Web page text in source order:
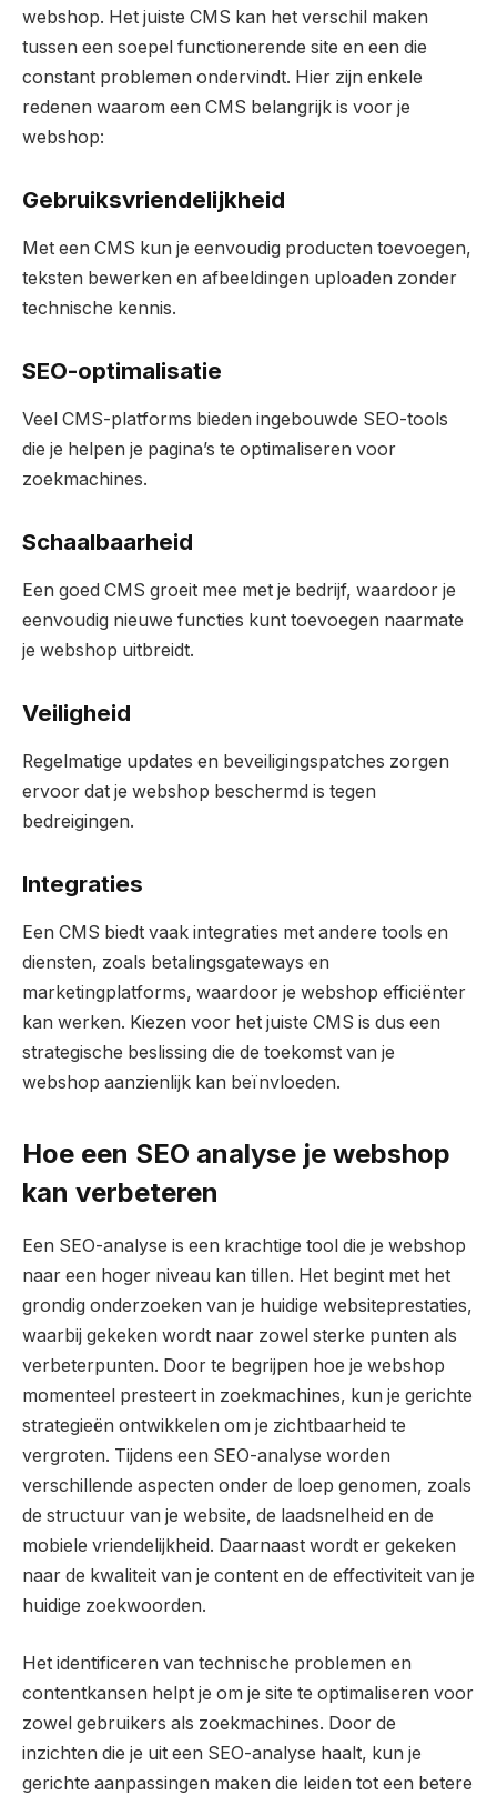
webshop. Het juiste CMS kan het verschil maken
tussen een soepel functionerende site en een die
constant problemen ondervindt. Hier zijn enkele
redenen waarom een CMS belangrijk is voor je
webshop:
Gebruiksvriendelijkheid
Met een CMS kun je eenvoudig producten toevoegen,
teksten bewerken en afbeeldingen uploaden zonder
technische kennis.
SEO-optimalisatie
Veel CMS-platforms bieden ingebouwde SEO-tools
die je helpen je pagina’s te optimaliseren voor
zoekmachines.
Schaalbaarheid
Een goed CMS groeit mee met je bedrijf, waardoor je
eenvoudig nieuwe functies kunt toevoegen naarmate
je webshop uitbreidt.
Veiligheid
Regelmatige updates en beveiligingspatches zorgen
ervoor dat je webshop beschermd is tegen
bedreigingen.
Integraties
Een CMS biedt vaak integraties met andere tools en
diensten, zoals betalingsgateways en
marketingplatforms, waardoor je webshop efficiënter
kan werken. Kiezen voor het juiste CMS is dus een
strategische beslissing die de toekomst van je
webshop aanzienlijk kan beïnvloeden.
Hoe een SEO analyse je webshop
kan verbeteren
Een SEO-analyse is een krachtige tool die je webshop
naar een hoger niveau kan tillen. Het begint met het
grondig onderzoeken van je huidige websiteprestaties,
waarbij gekeken wordt naar zowel sterke punten als
verbeterpunten. Door te begrijpen hoe je webshop
momenteel presteert in zoekmachines, kun je gerichte
strategieën ontwikkelen om je zichtbaarheid te
vergroten. Tijdens een SEO-analyse worden
verschillende aspecten onder de loep genomen, zoals
de structuur van je website, de laadsnelheid en de
mobiele vriendelijkheid. Daarnaast wordt er gekeken
naar de kwaliteit van je content en de effectiviteit van je
huidige zoekwoorden.
Het identificeren van technische problemen en
contentkansen helpt je om je site te optimaliseren voor
zowel gebruikers als zoekmachines. Door de
inzichten die je uit een SEO-analyse haalt, kun je
gerichte aanpassingen maken die leiden tot een betere